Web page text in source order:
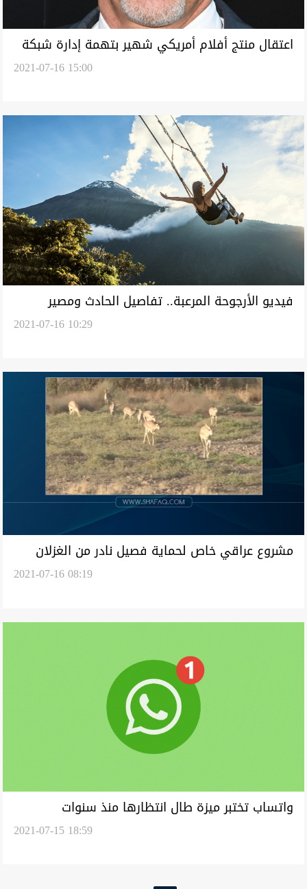
اعتقال منتج أفلام أمريكي شهير بتهمة إدارة شبكة
2021-07-16 15:00
فيديو الأرجوحة المرعبة.. تفاصيل الحادث ومصير
2021-07-16 10:29
مشروع عراقي خاص لحماية فصيل نادر من الغزلان
2021-07-16 08:19
واتساب تختبر ميزة طال انتظارها منذ سنوات
2021-07-15 18:59